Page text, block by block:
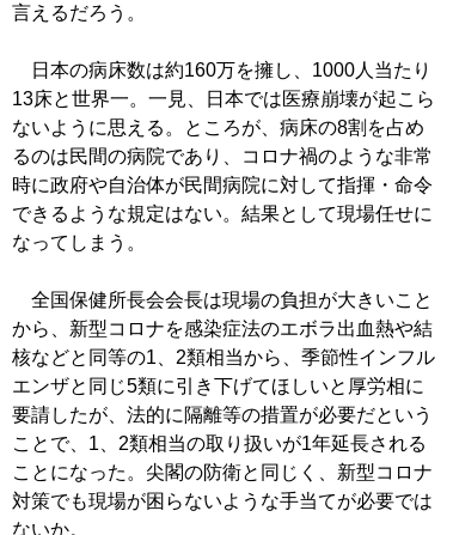
言えるだろう。
日本の病床数は約160万を擁し、1000人当たり
13床と世界一。一見、日本では医療崩壊が起こら
ないように思える。ところが、病床の8割を占め
るのは民間の病院であり、コロナ禍のような非常
時に政府や自治体が民間病院に対して指揮・命令
できるような規定はない。結果として現場任せに
なってしまう。
全国保健所長会会長は現場の負担が大きいこと
から、新型コロナを感染症法のエボラ出血熱や結
核などと同等の1、2類相当から、季節性インフル
エンザと同じ5類に引き下げてほしいと厚労相に
要請したが、法的に隔離等の措置が必要だという
ことで、1、2類相当の取り扱いが1年延長される
ことになった。尖閣の防衛と同じく、新型コロナ
対策でも現場が困らないような手当てが必要では
ないか。